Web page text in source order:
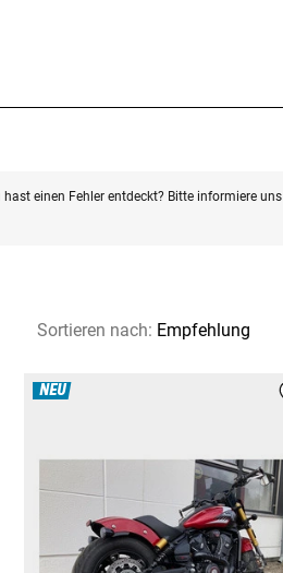
einen Fehler entdeckt? Bitte informiere uns
Sortieren nach:
NEU